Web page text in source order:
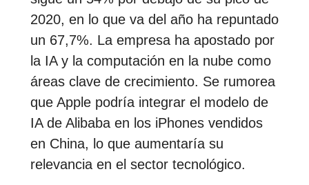
2020, en lo que va del año ha repuntado
un 67,7%. La empresa ha apostado por
la IA y la computación en la nube como
áreas clave de crecimiento. Se rumorea
que Apple podría integrar el modelo de
IA de Alibaba en los iPhones vendidos
en China, lo que aumentaría su
relevancia en el sector tecnológico.